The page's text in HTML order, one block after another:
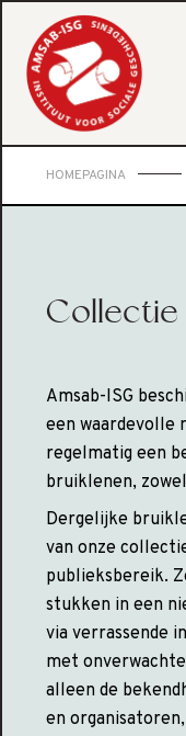
HOMEPAGINA
Collectie
Amsab-ISG
een waardevolle
regelmatig een
bruiklenen,
Dergelijke
van onze
publieksbereik.
stukken in een
via verrassende
met
alleen de
en